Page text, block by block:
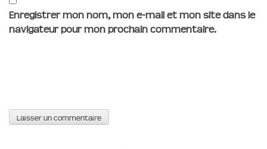
Enregistrer mon nom, mon e-mail et mon site dans le
navigateur pour mon prochain commentaire.